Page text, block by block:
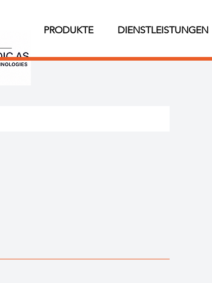
PRODUKTE DIENSTLEISTUNGEN